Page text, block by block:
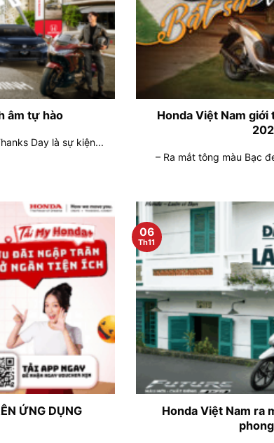
âm tự hào
Day là sự kiện...
Honda Việt Nam
– Ra mắt tông màu Bạc
ỨNG DỤNG
Honda Việt Nam ra
06
Th11